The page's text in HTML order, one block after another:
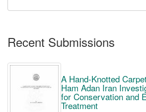
Recent Submissions
A Hand-Knotted
Ham Adan Iran
for Conservation and
Treatment